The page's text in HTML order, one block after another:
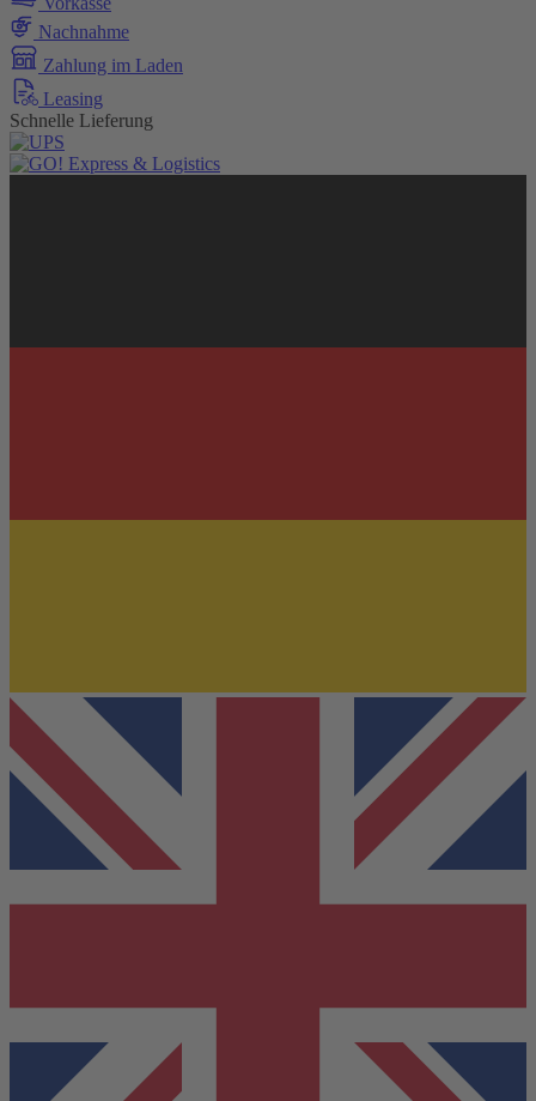
Nachnahme
Zahlung im Laden
Leasing
Schnelle Lieferung